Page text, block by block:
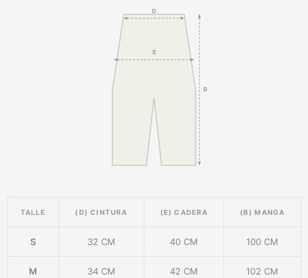
D
E
B
TALLE (D) CINTURA (E) CADERA (B) MANGA
S 32 CM 40 CM 100 CM
M 34 CM 42 CM 102 CM